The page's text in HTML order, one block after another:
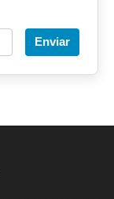
Enviar